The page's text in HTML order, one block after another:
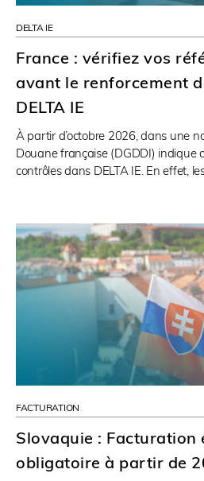
DELTA IE
France : vérifiez vos
avant le renforcement
DELTA IE
À partir d’octobre 2026, dans une
Douane française (DGDDI) indique
contrôles dans DELTA IE. En effet,
FACTURATION
Slovaquie : Facturation
obligatoire à partir de